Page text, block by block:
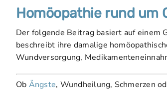
Homöopathie rund um
Der folgende Beitrag basiert auf einem
beschreibt ihre damalige
Wundversorgung,
Ob Ängste, Wundheilung, Schmerzen